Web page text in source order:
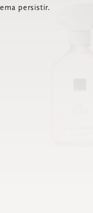
persistir.